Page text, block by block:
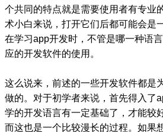
个共同的特点就是需要使用者有专业
术小白来说，打开它们后都可能会是
在学习app开发时，不管是哪一种语
应的开发软件的使用。
这么说来，前述的一些开发软件都是
做的。对于初学者来说，首先得入了
学的开发语言有一定基础了，才能较
而这也是一个比较漫长的过程。如果